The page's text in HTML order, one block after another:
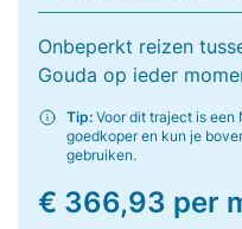
Onbeperkt reizen
Gouda op ieder
Tip: Voor dit traject is een
goedkoper en kun je
gebruiken.
€ 366,93 per